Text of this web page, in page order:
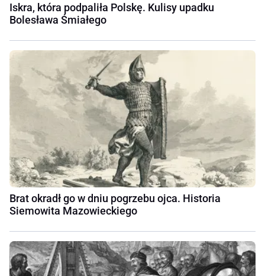
Iskra, która podpaliła Polskę. Kulisy upadku
Bolesława Śmiałego
Brat okradł go w dniu pogrzebu ojca. Historia
Siemowita Mazowieckiego